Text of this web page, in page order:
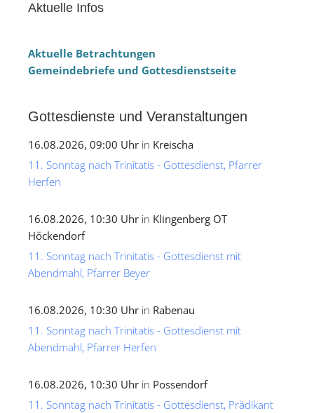
Aktuelle Infos
Aktuelle Betrachtungen
Gemeindebriefe und Gottesdienstseite
Gottesdienste und Veranstaltungen
16.08.2026, 09:00 Uhr in Kreischa
11. Sonntag nach Trinitatis - Gottesdienst, Pfarrer
Herfen
16.08.2026, 10:30 Uhr in Klingenberg OT
Höckendorf
11. Sonntag nach Trinitatis - Gottesdienst mit
Abendmahl, Pfarrer Beyer
16.08.2026, 10:30 Uhr in Rabenau
11. Sonntag nach Trinitatis - Gottesdienst mit
Abendmahl, Pfarrer Herfen
16.08.2026, 10:30 Uhr in Possendorf
11. Sonntag nach Trinitatis - Gottesdienst, Prädikant